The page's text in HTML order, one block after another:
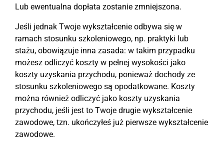
Lub ewentualna dopłata zostanie zmniejszona.
Jeśli jednak Twoje wykształcenie odbywa się w
ramach stosunku szkoleniowego, np. praktyki lub
stażu, obowiązuje inna zasada: w takim przypadku
możesz odliczyć koszty w pełnej wysokości jako
koszty uzyskania przychodu, ponieważ dochody ze
stosunku szkoleniowego są opodatkowane. Koszty
można również odliczyć jako koszty uzyskania
przychodu, jeśli jest to Twoje drugie wykształcenie
zawodowe, tzn. ukończyłeś już pierwsze wykształcenie
zawodowe.